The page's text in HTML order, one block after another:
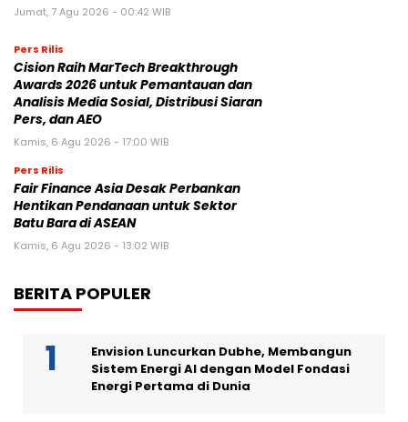
Jumat, 7 Agu 2026 - 00:42 WIB
Pers Rilis
Cision Raih MarTech Breakthrough
Awards 2026 untuk Pemantauan dan
Analisis Media Sosial, Distribusi Siaran
Pers, dan AEO
Kamis, 6 Agu 2026 - 17:00 WIB
Pers Rilis
Fair Finance Asia Desak Perbankan
Hentikan Pendanaan untuk Sektor
Batu Bara di ASEAN
Kamis, 6 Agu 2026 - 13:02 WIB
BERITA POPULER
Envision Luncurkan Dubhe, Membangun
Sistem Energi AI dengan Model Fondasi
Energi Pertama di Dunia